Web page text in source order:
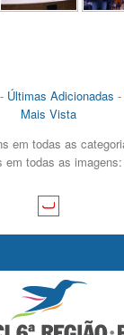
- Últimas Adicionadas -
Mais Vista
em todas as
em todas as imagens: